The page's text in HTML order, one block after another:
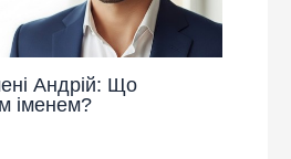
Андрій: Що
іменем?